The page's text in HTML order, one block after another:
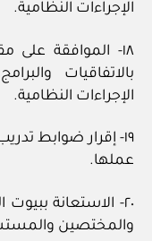
الإجراءات النظامية.
١٨- الموافقة على
بالاتفاقيات
الإجراءات النظامية.
١٩- إقرار ضوابط
عملها.
٢٠- الاستعانة
والمختصين